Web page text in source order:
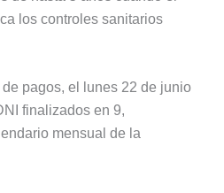
los controles sanitarios
pagos, el lunes 22 de junio
finalizados en 9,
mensual de la